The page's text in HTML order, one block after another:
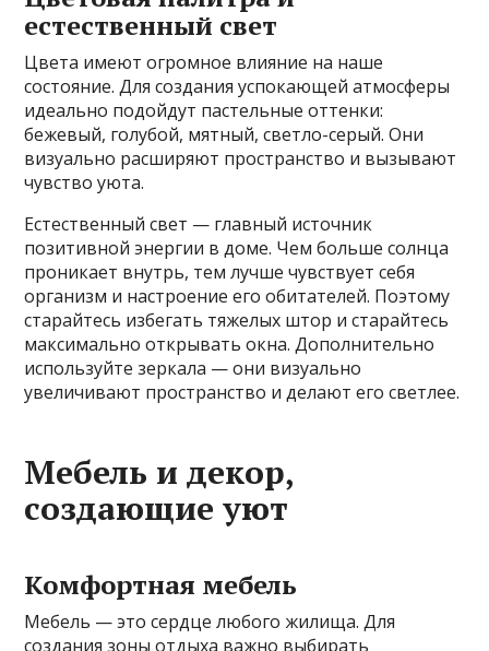
естественный свет
Цвета имеют огромное влияние на наше
состояние. Для создания успокающей атмосферы
идеально подойдут пастельные оттенки:
бежевый, голубой, мятный, светло-серый. Они
визуально расширяют пространство и вызывают
чувство уюта.
Естественный свет — главный источник
позитивной энергии в доме. Чем больше солнца
проникает внутрь, тем лучше чувствует себя
организм и настроение его обитателей. Поэтому
старайтесь избегать тяжелых штор и старайтесь
максимально открывать окна. Дополнительно
используйте зеркала — они визуально
увеличивают пространство и делают его светлее.
Мебель и декор,
создающие уют
Комфортная мебель
Мебель — это сердце любого жилища. Для
создания зоны отдыха важно выбирать